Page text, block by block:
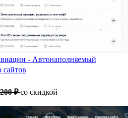
- Автонаполняемый
₽ со скидкой